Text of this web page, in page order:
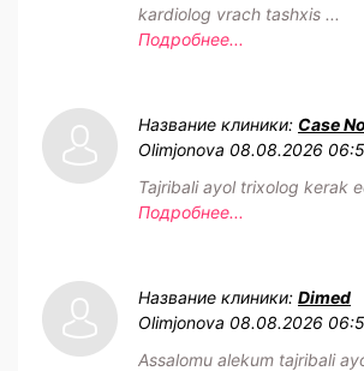
kardiolog vrach tashxis ...
Подробнее...
Название клиники: Case
Olimjonova 08.08.2026
Tajribali ayol trixolog kerak
Подробнее...
Название клиники: Dimed
Olimjonova 08.08.2026
Assalomu alekum tajribali